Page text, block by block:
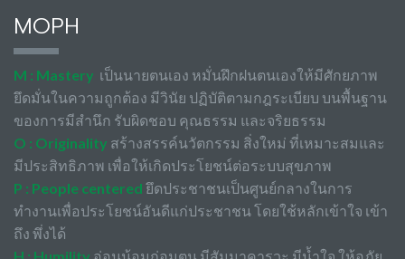
MOPH
M : Mastery เป็นนายตนเอง หมั่นฝึกฝนตนเองให้มีศักยภาพ
ยึดมั่นในความถูกต้อง มีวินัย ปฏิบัติตามกฎระเบียบ บนพื้นฐาน
ของการมีสำนึก รับผิดชอบ คุณธรรม และจริยธรรม
O : Originality สร้างสรรค์นวัตกรรม สิ่งใหม่ ที่เหมาะสมและ
มีประสิทธิภาพ เพื่อให้เกิดประโยชน์ต่อระบบสุขภาพ
P : People centered ยึดประชาชนเป็นศูนย์กลางในการ
ทำงานเพื่อประโยชน์อันดีแก่ประชาชน โดยใช้หลักเข้าใจ เข้า
ถึง พึ่งได้